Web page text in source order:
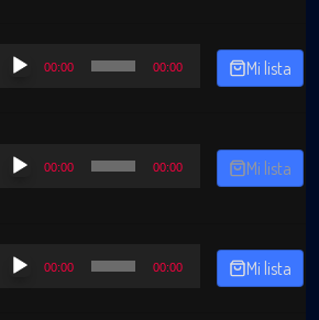
Reproductor
00:00 00:00 Mi lista
Reproductor
00:00 00:00 Mi lista
Reproductor
00:00 00:00 Mi lista